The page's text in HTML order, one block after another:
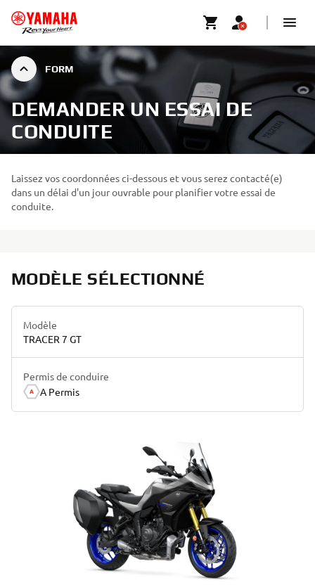
FORM
DEMANDER UN ESSAI DE
CONDUITE
Laissez vos coordonnées ci-dessous et vous serez contacté(e)
dans un délai d'un jour ouvrable pour planifier votre essai de
conduite.
MODÈLE SÉLECTIONNÉ
Modèle
TRACER 7 GT
Permis de conduire
A Permis